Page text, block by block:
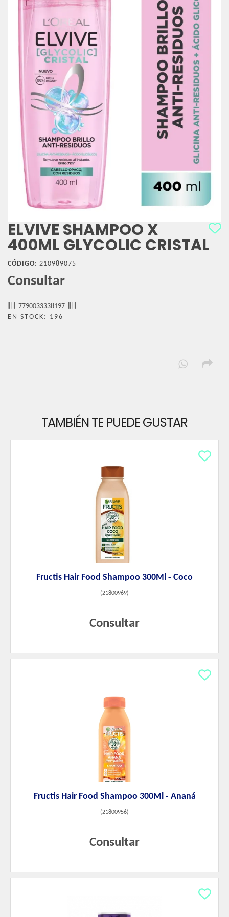
ELVIVE SHAMPOO X
400ML GLYCOLIC CRISTAL
CÓDIGO: 210989075
Consultar
7790033338197
EN STOCK: 196
TAMBIÉN TE PUEDE GUSTAR
Fructis Hair Food Shampoo 300Ml - Coco
(21800969)
Consultar
Fructis Hair Food Shampoo 300Ml - Ananá
(21800956)
Consultar